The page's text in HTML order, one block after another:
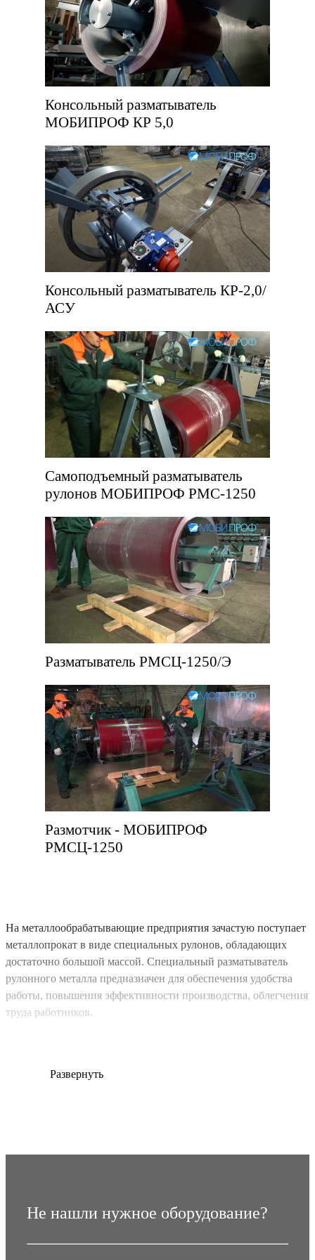
На металлообрабатывающие предприятия зачастую поступает
металлопрокат в виде специальных рулонов, обладающих
достаточно большой массой. Специальный разматыватель
рулонного металла предназначен для обеспечения удобства
работы, повышения эффективности производства, облегчения
труда работников.
металла на выгодных условиях, с учетом специфики
Чтобы правильно подобрать и выгодно купить подходящий
размотчиков, с помощью которого материал подготавливается
Развернуть
Консольный разматыватель
МОБИПРОФ КР 5,0
Консольный разматыватель КР-2,0/
АСУ
Самоподъемный разматыватель
рулонов МОБИПРОФ РМС-1250
Разматыватель РМСЦ-1250/Э
Размотчик - МОБИПРОФ
РМСЦ-1250
Не нашли нужное оборудование?